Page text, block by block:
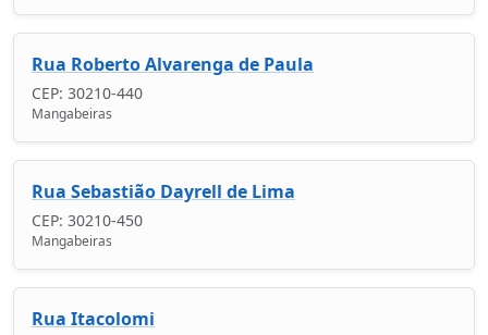
Rua Roberto Alvarenga de Paula
CEP: 30210-440
Mangabeiras
Rua Sebastião Dayrell de Lima
CEP: 30210-450
Mangabeiras
Rua Itacolomi